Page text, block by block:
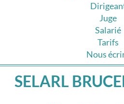
Juge
Salarié
Tarifs
Nous
SELARL